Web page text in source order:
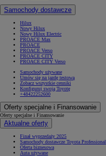
Samochody dostawcze
Hilux
Nowy Hilux
Nowy Hilux Electric
PROACE Max
PROACE
PROACE Verso
PROACE CITY
PROACE CITY Verso
Samochody używane
Umów się na jazdę testową
Zobacz wszystkie cenniki
Konfiguruj swoją Toyotę
+48422252600
Oferty specjalne i Finansowanie
Oferty specjalne i Finansowanie
Aktualne oferty
Finał wyprzedaży 2025
Samochody dostawcze Toyota Professional
Oferta biznesowa
Auta używane